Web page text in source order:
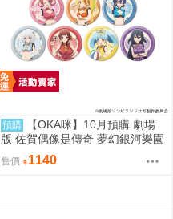
預購
【OKA咪】10月預購 劇場
版 佐賀偶像是傳奇 夢幻銀河樂園
｜徽章 03/全套組(全7種) 旗袍泳
裝ver.(新繪插畫)
售價 1140